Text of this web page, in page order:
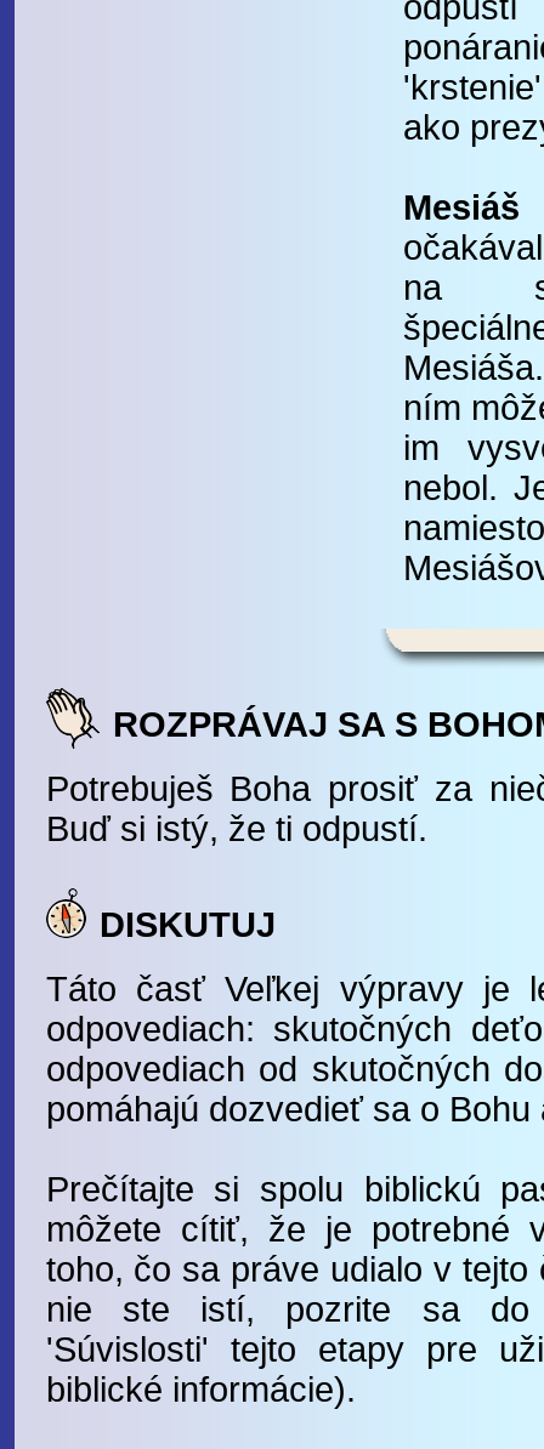
ako
Mesiáš
na
ním
im
nebol.
ROZPRÁVAJ SA S
Potrebuješ Boha prosiť za
Buď si istý, že ti odpustí.
DISKUTUJ
Táto časť Veľkej výpravy je
odpovediach: skutočných
odpovediach od skutočných
pomáhajú dozvedieť sa o Bohu
Prečítajte si spolu biblickú
môžete cítiť, že je potrebné
toho, čo sa práve udialo v tejto
nie ste istí, pozrite sa
'Súvislosti' tejto etapy pre
biblické informácie).